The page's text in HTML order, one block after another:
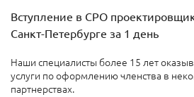
Вступление в СРО
Санкт-Петербурге за 1 день
Наши специалисты более 15 лет
услуги по оформлению членства в
партнерствах.